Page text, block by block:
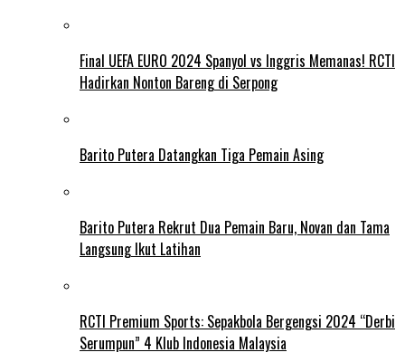
Final UEFA EURO 2024 Spanyol vs Inggris Memanas! RCTI
Hadirkan Nonton Bareng di Serpong
Barito Putera Datangkan Tiga Pemain Asing
Barito Putera Rekrut Dua Pemain Baru, Novan dan Tama
Langsung Ikut Latihan
RCTI Premium Sports: Sepakbola Bergengsi 2024 “Derbi
Serumpun” 4 Klub Indonesia Malaysia